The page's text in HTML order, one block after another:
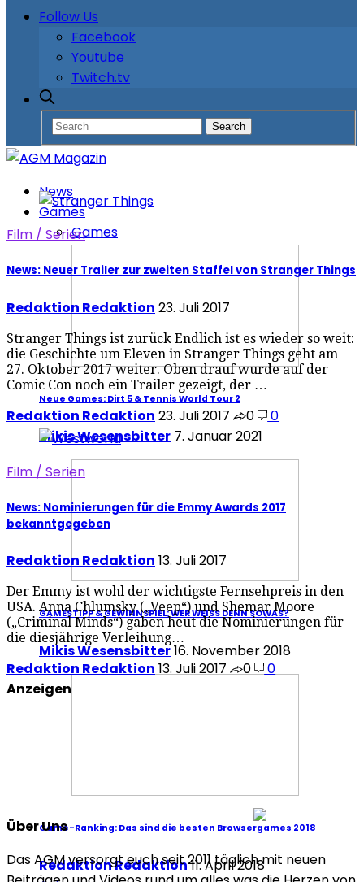
Follow Us
Facebook
Youtube
Twitch.tv
News
Games
Games
Neue Games: Dirt 5 & Tennis World Tour 2
Mikis Wesensbitter 7. Januar 2021
GAMESTIPP & GEWINNSPIEL: WER WEISS DENN SOWAS?
Mikis Wesensbitter16. November 2018
Game-Ranking: Das sind die besten Browsergames 2018
Redaktion Redaktion 11. April 2018
Film / Serien
News: Neuer Trailer zur zweiten Staffel von Stranger Things
Redaktion Redaktion 23. Juli 2017
Stranger Things ist zurück Endlich ist es wieder so weit:
die Geschichte um Eleven in Stranger Things geht am
27. Oktober 2017 weiter. Oben drauf wurde auf der
Comic Con noch ein Trailer gezeigt, der …
Redaktion Redaktion 23. Juli 2017 0 0
Film / Serien
News: Nominierungen für die Emmy Awards 2017
bekanntgegeben
Redaktion Redaktion 13. Juli 2017
Der Emmy ist wohl der wichtigste Fernsehpreis in den
USA. Anna Chlumsky („Veep“) und Shemar Moore
(„Criminal Minds“) gaben heut die Nominierungen für
die diesjährige Verleihung…
Redaktion Redaktion 13. Juli 2017 0
0
Anzeigen
Über Uns
Das AGM versorgt euch seit 2011 täglich mit neuen